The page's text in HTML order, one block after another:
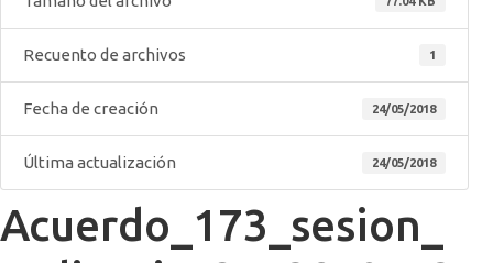
Recuento de archivos 1
Fecha de creación 24/05/2018
Última actualización 24/05/2018
Acuerdo_173_sesion_